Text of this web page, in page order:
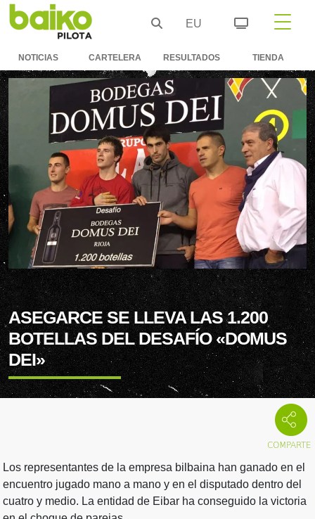
EU
NOTICIAS CARTELERA RESULTADOS TIENDA
ASEGARCE SE LLEVA LAS 1.200
BOTELLAS DEL DESAFÍO «DOMUS
DEI»
Los representantes de la empresa bilbaina han ganado en el
encuentro jugado mano a mano y en el disputado dentro del
cuatro y medio. La entidad de Eibar ha conseguido la victoria